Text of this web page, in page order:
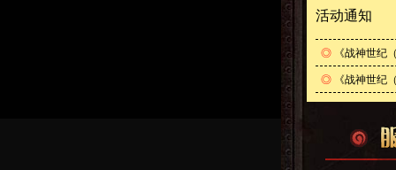
活动通知
◎ 《战神世纪
◎ 《战神世纪